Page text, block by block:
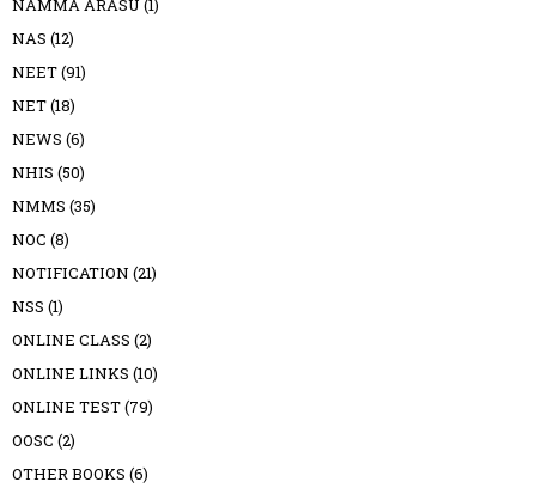
NAS (12)
NEET(91)
NET(18)
NEWS (6)
NHIS (50)
NMMS (35)
NOC (8)
NOTIFICATION (21)
NSS (1)
ONLINE CLASS (2)
ONLINE LINKS (10)
ONLINE TEST(79)
OOSC (2)
OTHER BOOKS (6)